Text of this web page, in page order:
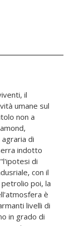
il
umane sul
non a
di
indotto
di
con il
poi, la
è
livelli di
in grado di